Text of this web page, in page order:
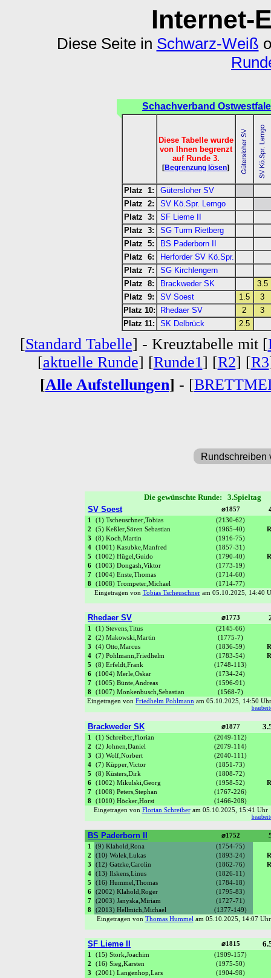
Internet-
Diese Seite in Schwarz-Weiß
Schachverband
Diese Tabelle wurde
von Ihnen begrenzt
auf Runde 3.
[Begrenzung lösen]
Platz 1:
Gütersloher SV
Platz 2:
SV Kö.Spr. Lemgo
Platz 3:
SF Lieme II
Platz 3:
SG Turm Rietberg
Platz 5:
BS Paderborn II
Platz 6:
Herforder SV Kö.Spr.
Platz 7:
SG Kirchlengern
Platz 8:
Brackweder SK
3.5
Platz 9:
SV Soest 1.5
3
Platz 10:
Rhedaer SV 2
3
Platz 11:
SK Delbrück 2.5
[Standard Tabelle] - Kreuztabelle mit [
[aktuelle Runde] [Runde1] [R2] [R3
[Alle Aufstellungen] - [
Rundschreiben
Die gewünschte Runde:
SV Soest
⌀1857
1 (1) Tscheuschner,Tobias (2130-62)
2
(5) Keßler,Sören Sebastian (1965-40)
3
(8) Koch,Martin (1916-75)
4
(1001) Kasubke,Manfred (1857-31)
5
(1002) Hügel,Guido (1790-40)
6
(1003) Dongash,Viktor (1773-19)
7
(1004) Enste,Thomas (1714-60)
8
(1008) Trompeter,Michael (1714-77)
Eingetragen von Tobias Tscheuschneram 05.10.2025, 14:40
Rhedaer SV ⌀1773
1 (1) Stevens,Titus (2145-66)
2
(2) Makowski,Martin (1775-7)
3
(4) Otto,Marcus (1836-59)
4
(7) Pohlmann,Friedhelm (1783-54)
5
(8) Erfeldt,Frank (1748-113)
6
(1004) Merle,Oskar (1734-24)
7
(1005) Bünte,Andreas (1596-91)
8
(1007) Monkenbusch,Sebastian (1568-7)
Eingetragen von Friedhelm Pohlmann am 05.10.2025, 14:50
Brackweder SK ⌀1877
1 (1) Schreiber,Florian (2049-112)
2
(2) Johnen,Daniel (2079-114)
3
(3) Wolf,Norbert (2040-111)
4
(7) Küpper,Victor (1851-73)
5
(8) Küsters,Dirk (1808-72)
6
(1002) Mikulski,Georg (1958-52)
7
(1008) Peters,Stephan (1767-226)
8
(1010) Höcker,Horst (1466-208)
Eingetragen von Florian Schreiberam 05.10.2025, 15:41
BS Paderborn II ⌀1752
1 (9) Klahold,Rona
(1754-75)
2
(10) Wolek,Lukas (1893-24)
3
(12) Gatzke,Carolin (1862-76)
4
(13) Ilskens,Linus (1826-11)
5
(16) Hummel,Thomas (1784-18)
6
(2002) Klahold,Roger (1795-83)
7
(2003) Janyska,Miriam (1727-71)
8
(2013) Hellmich,Michael (1377-149)
Eingetragen von Thomas Hummelam 05.10.2025, 14:07
SF Lieme II ⌀1815
1 (15) Stork,Joachim (1909-157)
2
(16) Sieg,Karsten (1975-50)
3
(2001) Langenhop,Lars (1904-98)